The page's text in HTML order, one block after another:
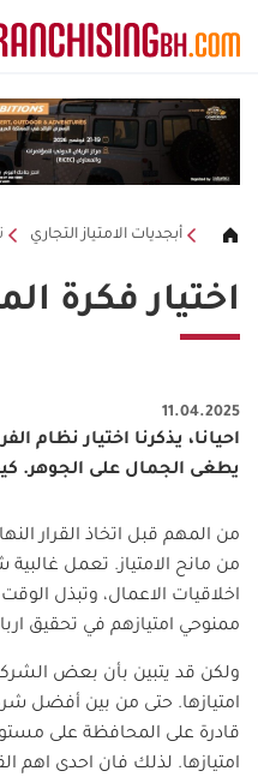
أبجديات الامتياز التجاري
اختيار فكرة
11.04.2025
احيانا، يذكرنا اختيار نظام
يطغى الجمال على الجوهر.
من المهم قبل اتخاذ القرار
من مانح الامتياز. تعمل
اخلاقيات الاعمال، وتبذل
ممنوحي امتيازهم في تحقيق
ولكن قد يتبين بأن بعض
امتيازها. حتى من بين أفضل
قادرة على المحافظة على
امتيازها. لذلك فان احدى اهم